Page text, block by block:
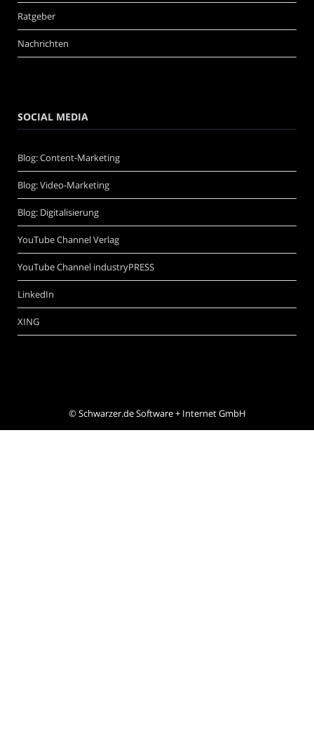
Ratgeber
Nachrichten
SOCIAL MEDIA
Blog: Content-Marketing
Blog: Video-Marketing
Blog: Digitalisierung
YouTube Channel Verlag
YouTube Channel industryPRESS
LinkedIn
XING
©Schwarzer.de Software + Internet GmbH